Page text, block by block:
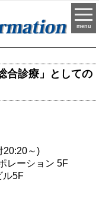
menu
合診療」としての
20:20～)
レーション 5F
ル5F